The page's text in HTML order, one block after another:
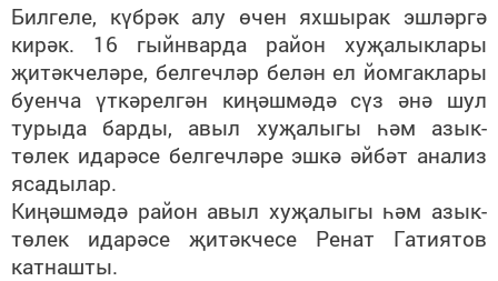
Билгеле, күбрәк алу өчен яхшырак эшләргә
кирәк. 16 гыйнварда район хуҗалыклары
җитәкчеләре, белгечләр белән ел йомгаклары
буенча үткәрелгән киңәшмәдә сүз әнә шул
турыда барды, авыл хуҗалыгы һәм азык-
төлек идарәсе белгечләре эшкә әйбәт анализ
ясадылар.
Киңәшмәдә район авыл хуҗалыгы һәм азык-
төлек идарәсе җитәкчесе Ренат Гатиятов
катнашты.